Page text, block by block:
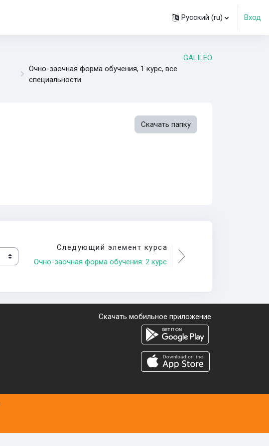
Русский ‎(ru)‎ Вход
GALILEO
Очно-заочная форма обучения, 1 курс, все
специальности
Скачать папку
Следующий элемент курса
Очно-заочная форма обучения: 2 курс
Скачать мобильное приложение